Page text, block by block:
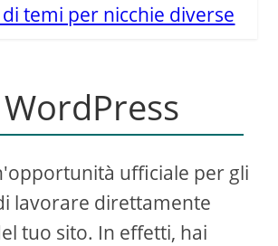
temi per nicchie diverse
ufficiale per gli
lavorare direttamente
tuo sito. In effetti, hai